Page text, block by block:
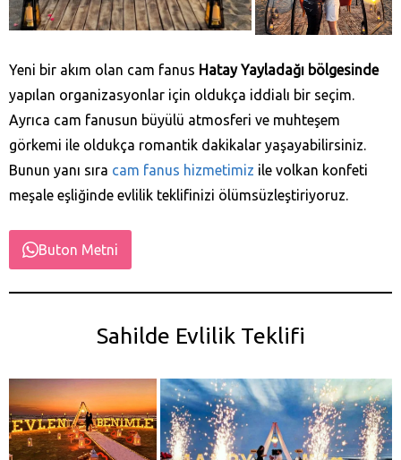
Yeni bir akım olan cam fanus Hatay Yayladağı‎ bölgesinde
yapılan organizasyonlar için oldukça iddialı bir seçim.
Ayrıca cam fanusun büyülü atmosferi ve muhteşem
görkemi ile oldukça romantik dakikalar yaşayabilirsiniz.
Bunun yanı sıra cam fanus hizmetimiz ile volkan konfeti
meşale eşliğinde evlilik teklifinizi ölümsüzleştiriyoruz.
Buton Metni
Sahilde Evlilik Teklifi